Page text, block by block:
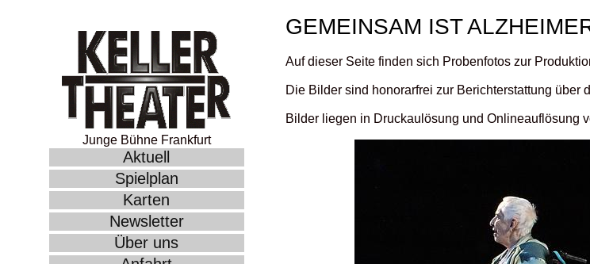
Junge Bühne Frankfurt
Aktuell
Spielplan
Karten
Newsletter
Über uns
GEMEINSAM IST
Auf dieser Seite finden sich Probenfotos zur
Die Bilder sind honorarfrei zur Berichterstattung
Bilder liegen in Druckaulösung und Onlineauflösung